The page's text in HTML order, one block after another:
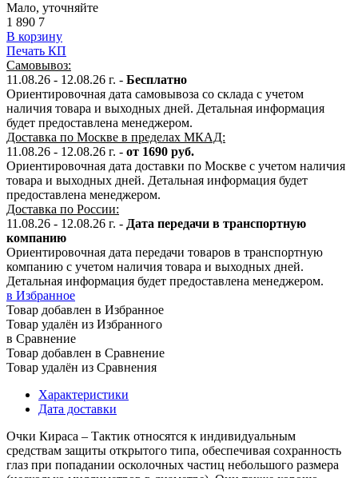
Мало, уточняйте
1 890 7
В корзину
Печать КП
Самовывоз:
11.08.26 - 12.08.26 г. - Бесплатно
Ориентировочная дата самовывоза со склада с учетом
наличия товара и выходных дней. Детальная информация
будет предоставлена менеджером.
Доставка по Москве в пределах МКАД:
11.08.26 - 12.08.26 г. - от 1690 руб.
Ориентировочная дата доставки по Москве с учетом наличия
товара и выходных дней. Детальная информация будет
предоставлена менеджером.
Доставка по России:
11.08.26 - 12.08.26 г. - Дата передачи в транспортную
компанию
Ориентировочная дата передачи товаров в транспортную
компанию с учетом наличия товара и выходных дней.
Детальная информация будет предоставлена менеджером.
в Избранное
Товар добавлен в Избранное
Товар удалён из Избранного
в Сравнение
Товар добавлен в Сравнение
Товар удалён из Сравнения
Характеристики
Дата доставки
Очки Кираса – Тактик относятся к индивидуальным
средствам защиты открытого типа, обеспечивая сохранность
глаз при попадании осколочных частиц небольшого размера